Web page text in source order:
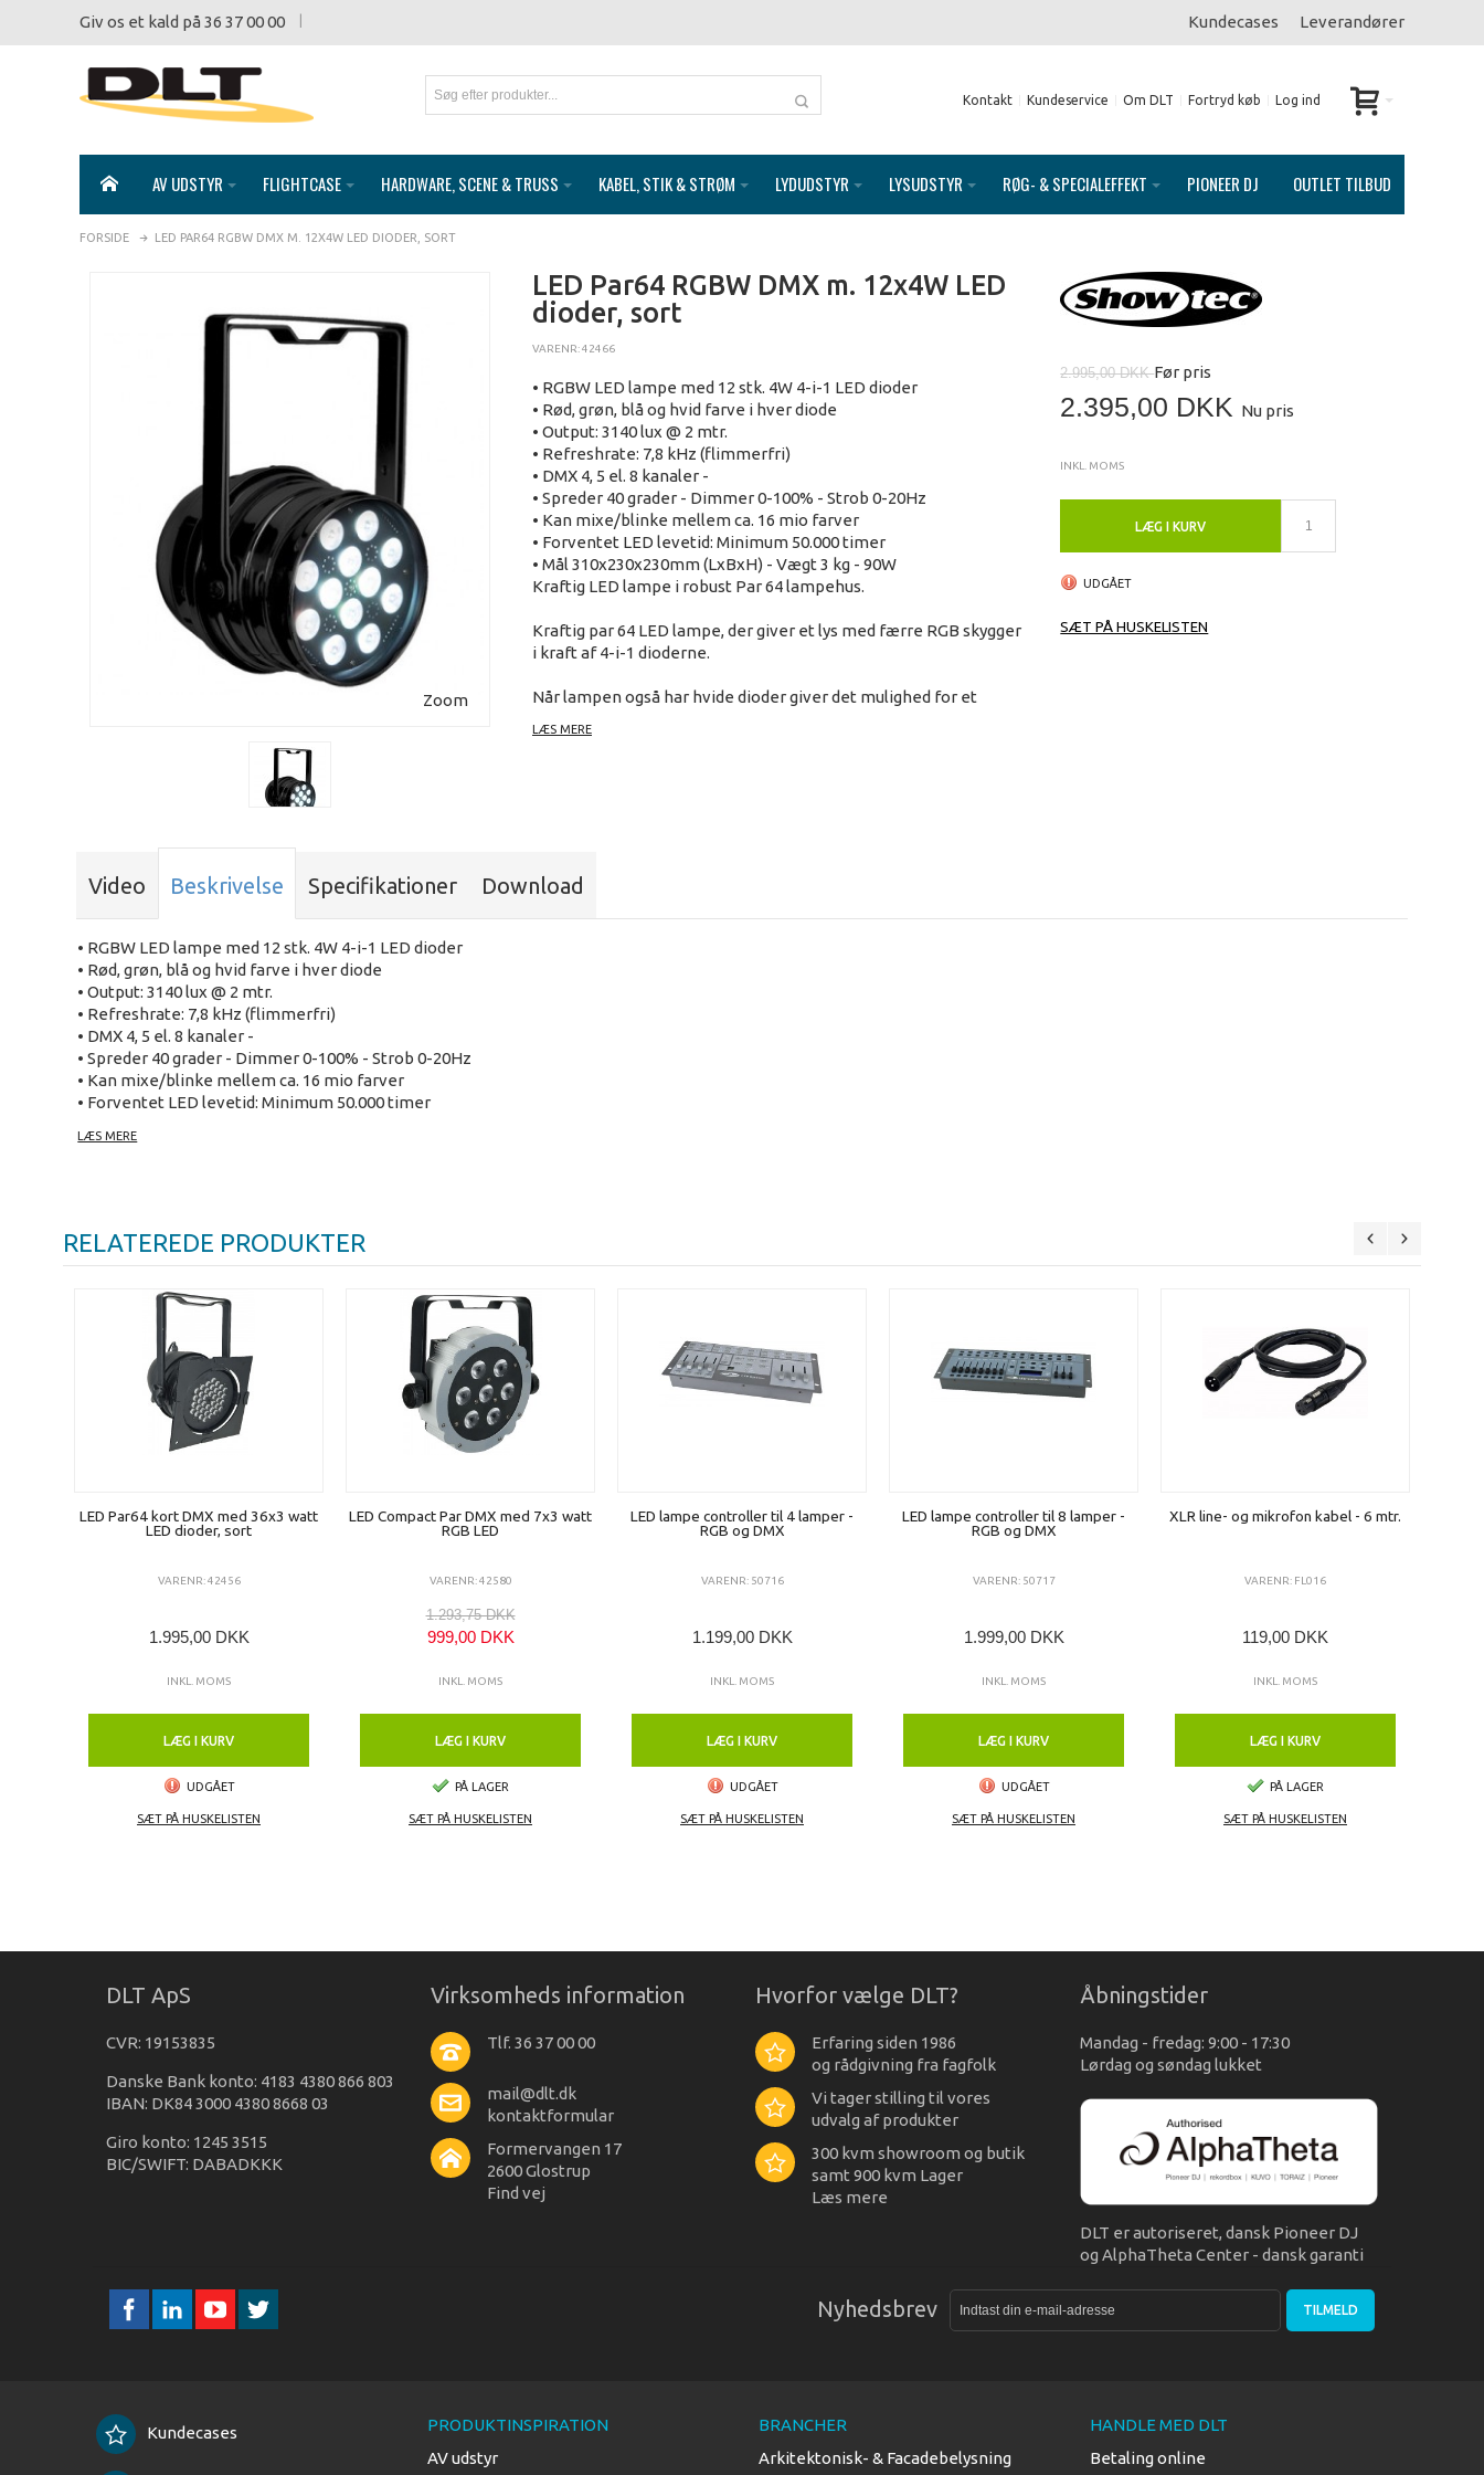
Giv os et kald på 36 37 00 00 Kundecases Leverandører
Kontakt Kundeservice Om DLT Fortryd køb Log ind
AV UDSTYR FLIGHTCASE HARDWARE, SCENE & TRUSS KABEL, STIK & STRØM LYDUDSTYR LYSUDSTYR RØG- & SPECIALEFFEKT PIONEER DJ OUTLET TILBUD
FORSIDE LED PAR64 RGBW DMX M. 12X4W LED DIODER, SORT
Zoom
LED Par64 RGBW DMX m. 12x4W LED
dioder, sort
VARENR: 42466
• RGBW LED lampe med 12 stk. 4W 4-i-1 LED dioder
• Rød, grøn, blå og hvid farve i hver diode
• Output: 3140 lux @ 2 mtr.
• Refreshrate: 7,8 kHz (flimmerfri)
• DMX 4, 5 el. 8 kanaler -
• Spreder 40 grader - Dimmer 0-100% - Strob 0-20Hz
• Kan mixe/blinke mellem ca. 16 mio farver
• Forventet LED levetid: Minimum 50.000 timer
• Mål 310x230x230mm (LxBxH) - Vægt 3 kg - 90W
Kraftig LED lampe i robust Par 64 lampehus.
Kraftig par 64 LED lampe, der giver et lys med færre RGB skygger
i kraft af 4-i-1 dioderne.
Når lampen også har hvide dioder giver det mulighed for et
LÆS MERE
2.995,00 DKKFør pris
2.395,00 DKK Nu pris
INKL. MOMS
LÆG I KURV
UDGÅET
SÆT PÅ HUSKELISTEN
Video Beskrivelse Specifikationer Download
• RGBW LED lampe med 12 stk. 4W 4-i-1 LED dioder
• Rød, grøn, blå og hvid farve i hver diode
• Output: 3140 lux @ 2 mtr.
• Refreshrate: 7,8 kHz (flimmerfri)
• DMX 4, 5 el. 8 kanaler -
• Spreder 40 grader - Dimmer 0-100% - Strob 0-20Hz
• Kan mixe/blinke mellem ca. 16 mio farver
• Forventet LED levetid: Minimum 50.000 timer
Kraftig LED lampe i robust Par 64 lampehus.
Når lampen også har hvide dioder giver det mulighed for et større farvespektra og hvidere lys.
Leverandør beskrivelse:
• 4 in 1 technology (RGBW)
• Perfect colormixing
• DMX- Sound and Master/Slave control
• Double Bracket
The Showtec Q4-12 parcan has a true RGBW color mixing offering vivid colors as well as the possibility to reproduce pastel colors. It is equipped with a double bracket ensuring
multifunctional use. Furthermore it has filter frame holders allowing you to use diffusing filters for more wider beam-angles.
LÆS MERE
RELATEREDE PRODUKTER
LED Par64 kort DMX med 36x3 watt
LED dioder, sort
VARENR: 42456
1.995,00 DKK
INKL. MOMS
LÆG I KURV
UDGÅET
SÆT PÅ HUSKELISTEN
LED Compact Par DMX med 7x3 watt
RGB LED
VARENR: 42580
1.293,75 DKK
999,00 DKK
INKL. MOMS
LÆG I KURV
PÅ LAGER
SÆT PÅ HUSKELISTEN
LED lampe controller til 4 lamper -
RGB og DMX
VARENR: 50716
1.199,00 DKK
INKL. MOMS
LÆG I KURV
UDGÅET
SÆT PÅ HUSKELISTEN
LED lampe controller til 8 lamper -
RGB og DMX
VARENR: 50717
1.999,00 DKK
INKL. MOMS
LÆG I KURV
UDGÅET
SÆT PÅ HUSKELISTEN
XLR line- og mikrofon kabel - 6 mtr.
VARENR: FL016
119,00 DKK
INKL. MOMS
LÆG I KURV
PÅ LAGER
SÆT PÅ HUSKELISTEN
DLT ApS
CVR: 19153835
Danske Bank konto: 4183 4380 866 803
IBAN: DK84 3000 4380 8668 03
Giro konto: 1245 3515
BIC/SWIFT: DABADKKK
Virksomheds information
Tlf. 36 37 00 00
mail@dlt.dk
kontaktformular
Formervangen 17
2600 Glostrup
Find vej
Hvorfor vælge DLT?
Erfaring siden 1986
og rådgivning fra fagfolk
Vi tager stilling til vores
udvalg af produkter
300 kvm showroom og butik
samt 900 kvm Lager
Læs mere
Åbningstider
Mandag - fredag: 9:00 - 17:30
Lørdag og søndag lukket
DLT er autoriseret, dansk Pioneer DJ
og AlphaTheta Center - dansk garanti
Nyhedsbrev TILMELD
Kundecases
PRODUKTINSPIRATION
AV udstyr
BRANCHER
Arkitektonisk- & Facadebelysning
HANDLE MED DLT
Betaling online